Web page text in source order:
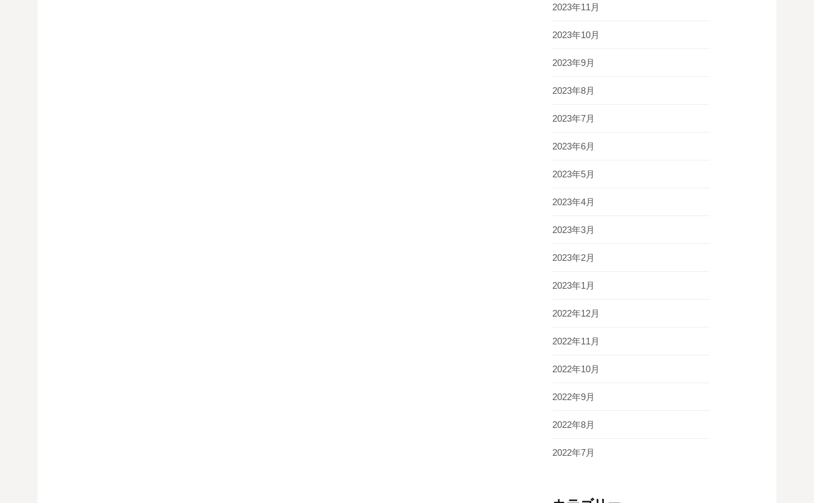
2023年11月
2023年10月
2023年9月
2023年8月
2023年7月
2023年6月
2023年5月
2023年4月
2023年3月
2023年2月
2023年1月
2022年12月
2022年11月
2022年10月
2022年9月
2022年8月
2022年7月